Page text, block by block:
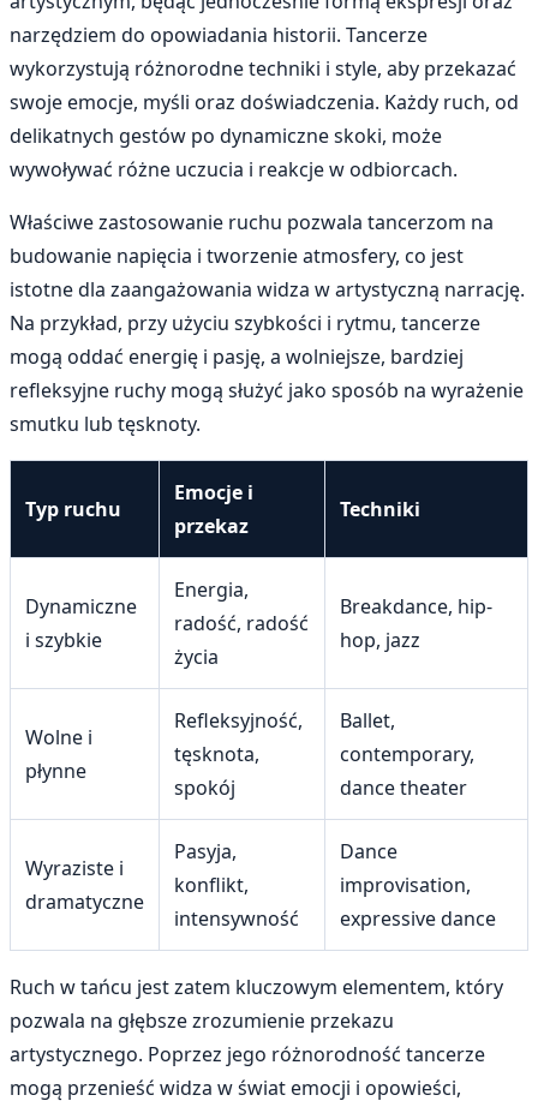
narzędziem do opowiadania historii. Tancerze
wykorzystują różnorodne techniki i style, aby przekazać
swoje emocje, myśli oraz doświadczenia. Każdy ruch, od
delikatnych gestów po dynamiczne skoki, może
wywoływać różne uczucia i reakcje w odbiorcach.
Właściwe zastosowanie ruchu pozwala tancerzom na
budowanie napięcia i tworzenie atmosfery, co jest
istotne dla zaangażowania widza w artystyczną narrację.
Na przykład, przy użyciu szybkości i rytmu, tancerze
mogą oddać energię i pasję, a wolniejsze, bardziej
refleksyjne ruchy mogą służyć jako sposób na wyrażenie
smutku lub tęsknoty.
Typ ruchu
Emocje i
przekaz
Techniki
Dynamiczne
i szybkie
Energia,
radość, radość
życia
Breakdance, hip-
hop, jazz
Wolne i
płynne
Refleksyjność,
tęsknota,
spokój
Ballet,
contemporary,
dance theater
Wyraziste i
dramatyczne
Pasyja,
konflikt,
intensywność
Dance
improvisation,
expressive dance
Ruch w tańcu jest zatem kluczowym elementem, który
pozwala na głębsze zrozumienie przekazu
artystycznego. Poprzez jego różnorodność tancerze
mogą przenieść widza w świat emocji i opowieści,